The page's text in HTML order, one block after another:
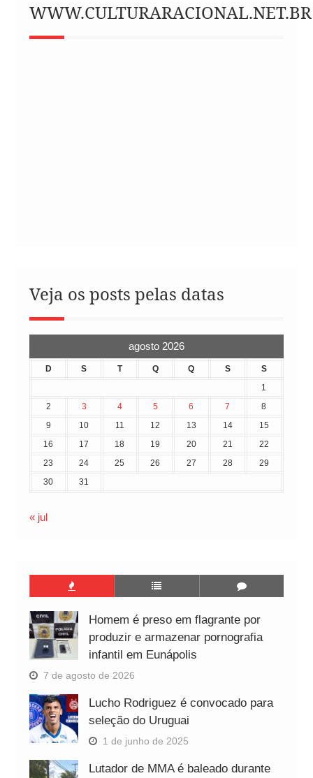
WWW.CULTURARACIONAL.NET.BR
Veja os posts pelas datas
agosto 2026
D S T Q Q S
S
1
2
3 4 5 6 7
8
9
10 11 12 13 14
15
16
17 18 19 20 21
22
23
24 25 26 27 28
29
30
31
« jul
Homem é preso em flagrante por
produzir e armazenar pornografia
infantil em Eunápolis
7 de agosto de 2026
Lucho Rodriguez é convocado para
seleção do Uruguai
1 de junho de 2025
Lutador de MMA é baleado durante